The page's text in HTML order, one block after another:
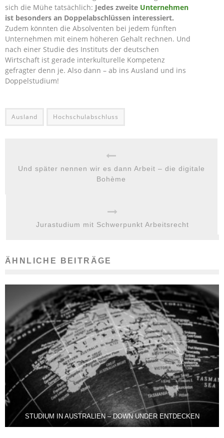
sich die Mühe tatsächlich: Jedes zweite Unternehmen
ist besonders an Doppelabschlüssen interessiert.
Zudem könnten die Absolventen bei jedem fünften
Unternehmen mit einem höheren Gehalt rechnen. Und
nach einer Studie des Instituts der deutschen
Wirtschaft ist gerade interkulturelle Kompetenz
gefragter denn je. Also dann – ab ins Ausland und ins
Doppelstudium!
Ausland Hochschulabschluss
Und später nennen wir es dann Arbeit – die digitale
Bohème
Jurastudium mit Schwerpunkt Arbeitsrecht
ÄHNLICHE BEITRÄGE
STUDIUM IN AUSTRALIEN – DOWN UNDER ENTDECKEN